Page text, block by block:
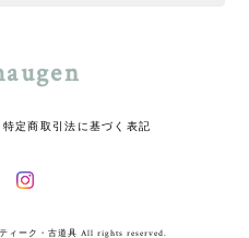
特定商取引法に基づく表記
ィーク・古道具 All rights reserved.